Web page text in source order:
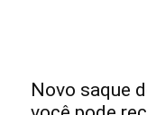
Novo saque